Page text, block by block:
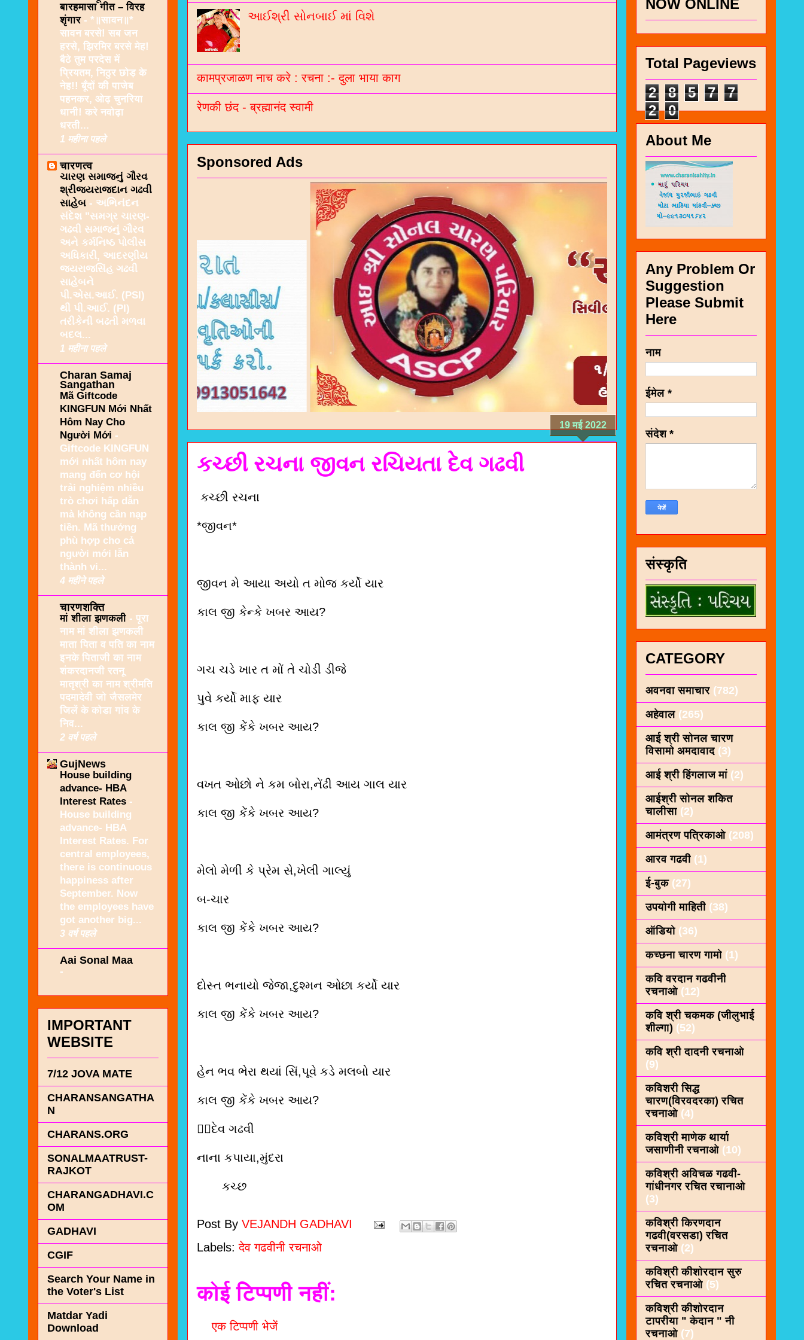
આઈશ્રી સોનબાઈ માં વિશે
कामप्रजाळण नाच करे : रचना :- दुला भाया काग
रेणकी छंद - ब्रह्मानंद स्वामी
Sponsored Ads
19 मई 2022
કચ્છી રચના જીવન રચિયતા દેવ ગઢવી
કચ્છી રચના
*જીવન*
જીવન મે આયા અયો ત મોજ કર્યો યાર
કાલ જી કેન્કે ખબર આય?
ગચ ચડે ખાર ત મોં તે ચોડી ડીજે
પુવે કર્યો માફ યાર
કાલ જી કેંકે ખબર આય?
વખત ઓછો ને કમ બોરા,નેંઢી આય ગાલ યાર
કાલ જી કેંકે ખબર આય?
મેલો મેળીં કે પ્રેમ સે,ખેલી ગાલ્યું
બ-ચાર
કાલ જી કેંકે ખબર આય?
દોસ્ત ભનાયો જેજા,દુશ્મન ઓછા કર્યો યાર
કાલ જી કેંકે ખબર આય?
હેન ભવ ભેરા થયાં સિં,પૂવે કડે મલબો યાર
કાલ જી કેંકે ખબર આય?
✍🏻દેવ ગઢવી
નાના કપાયા,મુંદરા
કચ્છ
Post By VEJANDH GADHAVI
Labels:देव गढवीनी रचनाओ
कोई टिप्पणी नहीं:
एक टिप्पणी भेजें
बारहमासा गीत – विरह
शृंगार - *॥सावन॥*
सावन बरसे! सब जन
हरसे, झिरमिर बरसे मेह!
बैठे तुम परदेस में
प्रियतम, निठुर छोड़ के
नेह!! बूँदों की पाजेब
पहनकर, ओढ़ चुनरिया
धानी! करे नवोढ़ा
धरती...
1 महीना पहले
चारणत्व
ચારણ સમાજનું ગૌરવ
શ્રીજયરાજદાન ગઢવી
સાહેબ - અભિનંદન
સંદેશ "સમગ્ર ચારણ-
ગઢવી સમાજનું ગૌરવ
અને કર્મનિષ્ઠ પોલીસ
અધિકારી, આદરણીય
જયરાજસિંહ ગઢવી
સાહેબને
પી.એસ.આઈ. (PSI)
થી પી.આઈ. (PI)
તરીકેની બઢતી મળવા
બદલ...
1 महीना पहले
Charan Samaj
Sangathan
Mã Giftcode
KINGFUN Mới Nhất
Hôm Nay Cho
Người Mới -
Giftcode KINGFUN
mới nhất hôm nay
mang đến cơ hội
trải nghiệm nhiều
trò chơi hấp dẫn
mà không cần nạp
tiền. Mã thưởng
phù hợp cho cả
người mới lẫn
thành vi...
4 महीने पहले
चारणशक्ति
मां शीला झणकली - पूरा
नाम मां शीला झणकली
माता पिता व पति का नाम
इनके पिताजी का नाम
शंकरदानजी रतनू
मातृश्री का नाम श्रीमति
पदमादेवी जो जैसलमेर
जिलें के कोडा गांव के
निव...
2 वर्ष पहले
GujNews
House building
advance- HBA
Interest Rates -
House building
advance- HBA
Interest Rates. For
central employees,
there is continuous
happiness after
September. Now
the employees have
got another big...
3 वर्ष पहले
Aai Sonal Maa
-
IMPORTANT
WEBSITE
7/12 JOVA MATE
CHARANSANGATHA
N
CHARANS.ORG
SONALMAATRUST-
RAJKOT
CHARANGADHAVI.C
OM
GADHAVI
CGIF
Search Your Name in
the Voter's List
Matdar Yadi
Download
NOW ONLINE
Total Pageviews
2
8 5 7
7
2
0
About Me
Any Problem Or
Suggestion
Please Submit
Here
नाम
ईमेल *
संदेश *
संस्कृति
CATEGORY
अवनवा समाचार (782)
अहेवाल (265)
आई श्री सोनल चारण
विसामो अमदावाद (3)
आई श्री हिंगलाज मां (2)
आईश्री सोनल शकित
चालीसा (2)
आमंत्रण पत्रिकाओ (208)
आरव गढवी (1)
ई-बुक (27)
उपयोगी माहिती (38)
ऑडियो (36)
कच्छना चारण गामो (1)
कवि वरदान गढवीनी
रचनाओ (12)
कवि श्री चकमक (जीलुभाई
शील्गा) (52)
कवि श्री दादनी रचनाओ
(9)
कविशरी सिद्ध
चारण(विरवदरका) रचित
रचनाओ (4)
कविश्री माणेक थार्या
जसाणीनी रचनाओ (10)
कविश्री अविचळ गढवी-
गांधीनगर रचित रचानाओ
(3)
कविश्री किरणदान
गढवी(वरसडा) रचित
रचनाओ (2)
कविश्री कीशाेरदान सुरु
रचित रचनाओ (5)
कविश्री कीशोरदान
टापरीया " केदान " नी
रचनाओ (7)